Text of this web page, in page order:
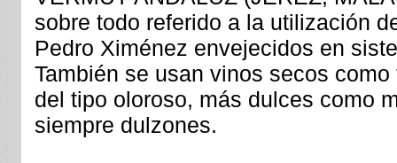
sobre todo referido a la utilización
Pedro Ximénez envejecidos en
También se usan vinos secos
del tipo oloroso, más dulces como
siempre dulzones.